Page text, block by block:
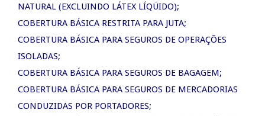
NATURAL (EXCLUINDO LÁTEX LÍQÜIDO);
COBERTURA BÁSICA RESTRITA PARA JUTA;
COBERTURA BÁSICA PARA SEGUROS DE OPERAÇÕES
ISOLADAS;
COBERTURA BÁSICA PARA SEGUROS DE BAGAGEM;
COBERTURA BÁSICA PARA SEGUROS DE MERCADORIAS
CONDUZIDAS POR PORTADORES;